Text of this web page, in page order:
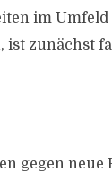
im
zunächst
gegen neue